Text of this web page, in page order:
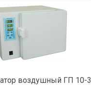
воздушный ГП 10-3